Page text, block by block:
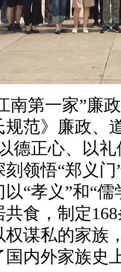
南第一家”廉
规范》廉政、
德正心、以
刻领悟“郑义
“孝义”和“
共食，制定
权谋私的家族
国内外家族史